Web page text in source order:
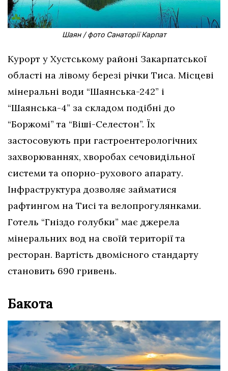
Шаян / фото Санаторії Карпат
Курорт у Хустському районі Закарпатської
області на лівому березі річки Тиса. Місцеві
мінеральні води “Шаянська-242” і
“Шаянська-4” за складом подібні до
“Боржомі” та “Віші-Селестон”. Їх
застосовують при гастроентерологічних
захворюваннях, хворобах сечовидільної
системи та опорно-рухового апарату.
Інфраструктура дозволяє займатися
рафтингом на Тисі та велопрогулянками.
Готель “Гніздо голубки” має джерела
мінеральних вод на своїй території та
ресторан. Вартість двомісного стандарту
становить 690 гривень.
Бакота